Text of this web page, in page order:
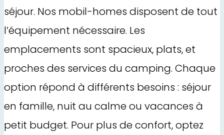
séjour. Nos mobil-homes disposent de tout
l’équipement nécessaire. Les
emplacements sont spacieux, plats, et
proches des services du camping. Chaque
option répond à différents besoins : séjour
en famille, nuit au calme ou vacances à
petit budget. Pour plus de confort, optez